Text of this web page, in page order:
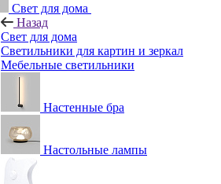
Свет для дома
Назад
Свет для дома
Светильники для картин и зеркал
Мебельные светильники
Настенные бра
Настольные лампы